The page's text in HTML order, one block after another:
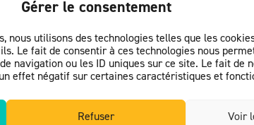
Gérer le consentement
nous utilisons des technologies telles que les
Le fait de consentir à ces technologies nous
navigation ou les ID uniques sur ce site. Le fait de
effet négatif sur certaines caractéristiques et
Refuser Voir